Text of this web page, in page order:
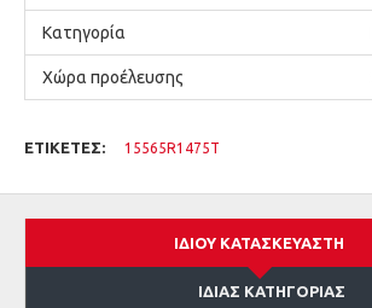
Κατηγορία
Χώρα προέλευσης
ΕΤΙΚΈΤΕΣ: 15565R1475T
ΊΔΙΟΥ ΚΑΤΑΣΚΕΥΑΣΤΉ
ΊΔΙΑΣ ΚΑΤΗΓΟΡΊΑΣ